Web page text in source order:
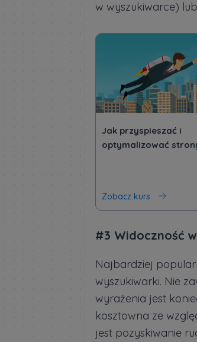
w wyszukiwarce)
Jak przyspieszać i
optymalizować
Zobacz kurs
#3 Widoczność
Najbardziej
wyszukiwarki. Nie
wyrażenia jest
kosztowna ze
jest pozyskiwanie